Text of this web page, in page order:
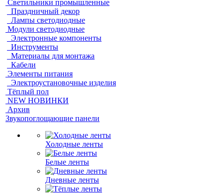
Светильники промышленные
Праздничный декор
Лампы светодиодные
Модули светодиодные
Электронные компоненты
Инструменты
Материалы для монтажа
Кабели
Элементы питания
Электроустановочные изделия
Тёплый пол
NEW НОВИНКИ
Архив
Звукопоглощающие панели
Холодные ленты
Белые ленты
Дневные ленты